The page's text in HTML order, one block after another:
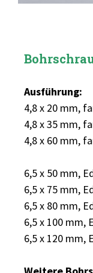
Ausführung:
4,8 x 20 mm,
4,8 x 35 mm,
4,8 x 60 mm,
6,5 x 50 mm,
6,5 x 75 mm,
6,5 x 80 mm,
6,5 x 100 mm,
6,5 x 120 mm,